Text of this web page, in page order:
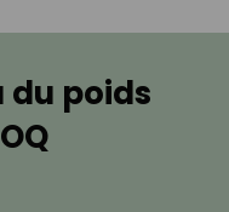
du poids